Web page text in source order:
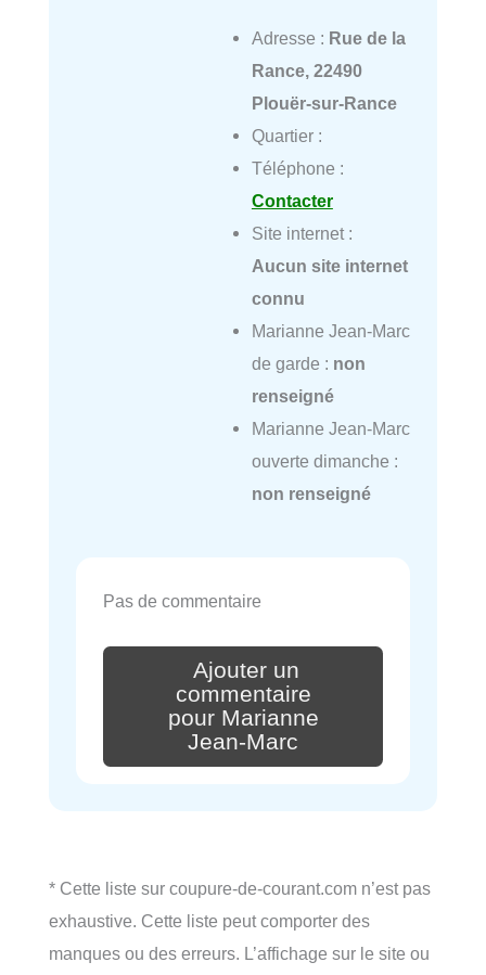
Adresse : Rue de la
Rance, 22490
Plouër-sur-Rance
Quartier :
Téléphone :
Contacter
Site internet :
Aucun site internet
connu
Marianne Jean-Marc
de garde : non
renseigné
Marianne Jean-Marc
ouverte dimanche :
non renseigné
Pas de commentaire
Ajouter un
commentaire
pour Marianne
Jean-Marc
* Cette liste sur coupure-de-courant.com n’est pas
exhaustive. Cette liste peut comporter des
manques ou des erreurs. L’affichage sur le site ou